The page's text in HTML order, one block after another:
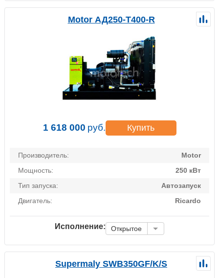
Motor АД250-Т400-R
1 618 000 руб. Купить
Производитель:
Motor
Мощность:
250 кВт
Тип запуска:
Автозапуск
Двигатель:
Ricardo
Исполнение: Открытое
Supermaly SWB350GF/K/S